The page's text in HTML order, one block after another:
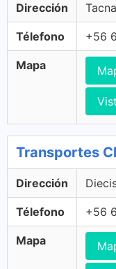
Dirección
Télefono +56
Mapa
Transportes
Dirección
Télefono +56
Mapa